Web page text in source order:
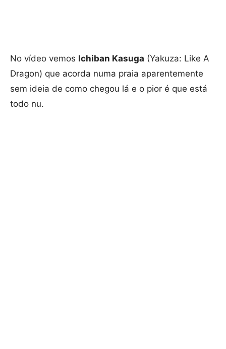
No vídeo vemos Ichiban Kasuga (Yakuza: Like A
Dragon) que acorda numa praia aparentemente
sem ideia de como chegou lá e o pior é que está
todo nu.